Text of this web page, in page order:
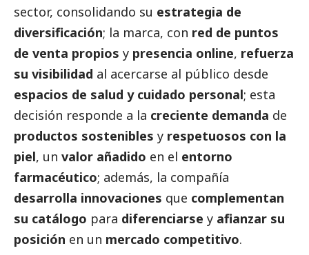
sector, consolidando su estrategia de
diversificación; la marca, con red de puntos
de venta propios y presencia online, refuerza
su visibilidad al acercarse al público desde
espacios de salud y cuidado personal; esta
decisión responde a la creciente demanda de
productos sostenibles y respetuosos con la
piel, un valor añadido en el entorno
farmacéutico; además, la compañía
desarrolla innovaciones que complementan
su catálogo para diferenciarse y afianzar su
posición en un mercado competitivo.